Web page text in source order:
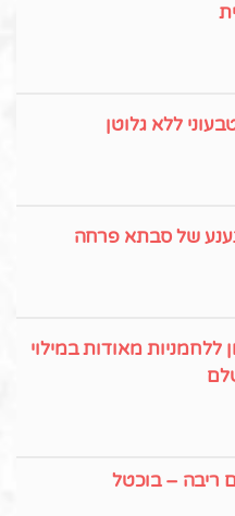
ללא גלוטן
של סבתא פרחה
ללחמניות מאודות במילוי
ריבה – בוכטל